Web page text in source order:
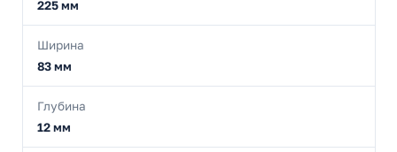
225 мм
Ширина
83 мм
Глубина
12 мм